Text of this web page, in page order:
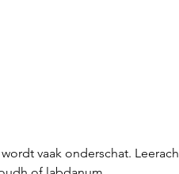
vaak onderschat.